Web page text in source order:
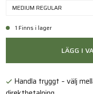
MEDIUM REGULAR
1 Finns i lager
LÄGG I
Handla tryggt – välj